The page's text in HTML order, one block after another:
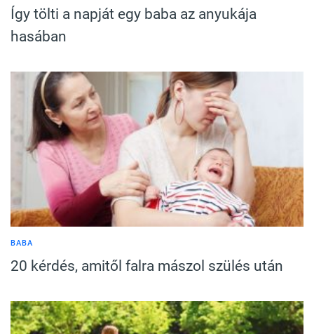
Így tölti a napját egy baba az anyukája
hasában
BABA
20 kérdés, amitől falra mászol szülés után